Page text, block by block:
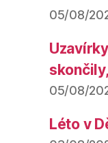
05/08/
05/08/
Léto v